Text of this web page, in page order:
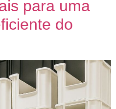
para uma
do